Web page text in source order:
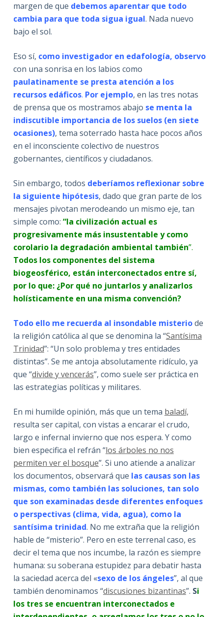
margen de que debemos aparentar que todo
cambia para que toda sigua igual. Nada nuevo
bajo el sol.
Eso sí, como investigador en edafología, observo
con una sonrisa en los labios como
paulatinamente se presta atención a los
recursos edáficos. Por ejemplo, en las tres notas
de prensa que os mostramos abajo se menta la
indiscutible importancia de los suelos (en siete
ocasiones), tema soterrado hasta hace pocos años
en el inconsciente colectivo de nuestros
gobernantes, científicos y ciudadanos.
Sin embargo, todos deberíamos reflexionar sobre
la siguiente hipótesis, dado que gran parte de los
mensajes pivotan merodeando un mismo eje, tan
simple como: “la civilización actual es
progresivamente más insustentable y como
corolario la degradación ambiental también”.
Todos los componentes del sistema
biogeosférico, están interconectados entre sí,
por lo que: ¿Por qué no juntarlos y analizarlos
holísticamente en una misma convención?
Todo ello me recuerda al insondable misteriode
la religión católica al que se denomina la “Santísima
Trinidad”: “Un solo problema y tres entidades
distintas”. Se me antoja absolutamente ridículo, ya
que “divide y vencerás”, como suele ser práctica en
las estrategias políticas y militares.
En mi humilde opinión, más que un tema baladí,
resulta ser capital, con vistas a encarar el crudo,
largo e infernal invierno que nos espera. Y como
bien especifica el refrán “los árboles no nos
permiten ver el bosque”. Si uno atiende a analizar
los documentos, observará que las causas son las
mismas, como también las soluciones, tan solo
que son examinadas desde diferentes enfoques
o perspectivas (clima, vida, agua), como la
santísima trinidad. No me extraña que la religión
hable de “misterio”. Pero en este terrenal caso, es
decir el tema que nos incumbe, la razón es siempre
humana: su soberana estupidez para debatir hasta
la saciedad acerca del «sexo de los ángeles”, al que
también denominamos “discusiones bizantinas”. Si
los tres se encuentran interconectados e